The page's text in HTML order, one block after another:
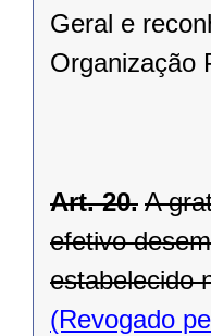
Geral e
Organização
Art. 20. A
efetivo
estabelecido
(Revogado